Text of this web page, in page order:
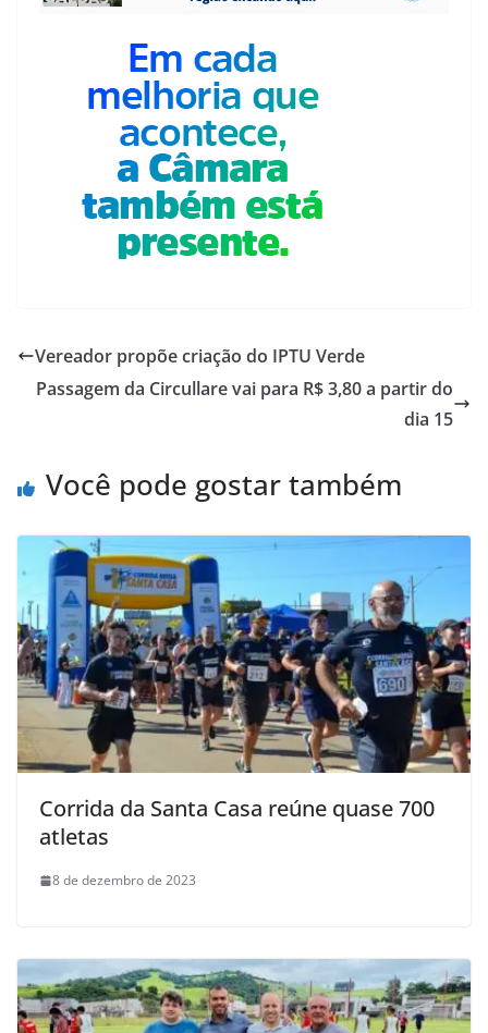
Vereador propõe criação do IPTU Verde
Passagem da Circullare vai para R$ 3,80 a partir do
dia 15
Você pode gostar também
Corrida da Santa Casa reúne quase 700
atletas
8 de dezembro de 2023